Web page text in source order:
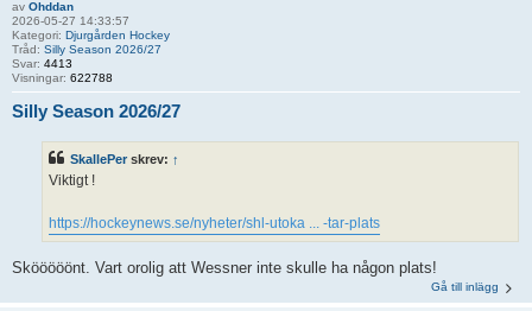
av Ohddan
2026-05-27 14:33:57
Kategori: Djurgården Hockey
Tråd: Silly Season 2026/27
Svar: 4413
Visningar: 622788
Silly Season 2026/27
SkallePer skrev: ↑
Viktigt !
https://hockeynews.se/nyheter/shl-utoka ... -tar-plats
Skööööönt. Vart orolig att Wessner inte skulle ha någon plats!
Gå till inlägg